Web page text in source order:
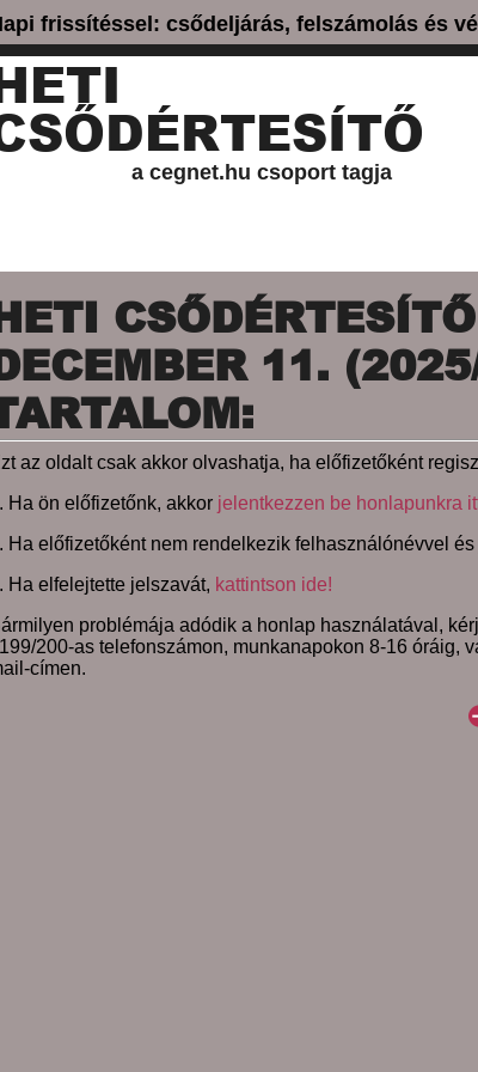
frissítéssel: csődeljárás, felszámolás és
a cegnet.hu csoport tagja
HETI
DECEMBER 11.
az oldalt csak akkor olvashatja, ha előfizetőként
Ha ön előfizetőnk, akkor jelentkezzen be honlapunkra
Ha előfizetőként nem rendelkezik felhasználónévvel
Ha elfelejtette jelszavát, kattintson ide!
problémája adódik a honlap használatával,
200-as telefonszámon, munkanapokon 8-16 óráig,
címen.